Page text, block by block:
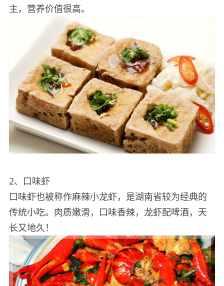
主，营养价值很高。
2、口味虾
口味虾也被称作麻辣小龙虾，是湖南省较为经典的
传统小吃。肉质嫩滑，口味香辣，龙虾配啤酒，天
长又地久！